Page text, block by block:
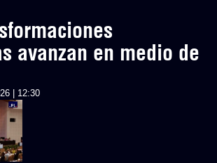
avanzan en medio de
| 12:30